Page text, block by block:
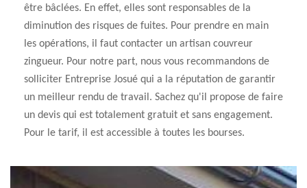
être bâclées. En effet, elles sont responsables de la
diminution des risques de fuites. Pour prendre en main
les opérations, il faut contacter un artisan couvreur
zingueur. Pour notre part, nous vous recommandons de
solliciter Entreprise Josué qui a la réputation de garantir
un meilleur rendu de travail. Sachez qu'il propose de faire
un devis qui est totalement gratuit et sans engagement.
Pour le tarif, il est accessible à toutes les bourses.